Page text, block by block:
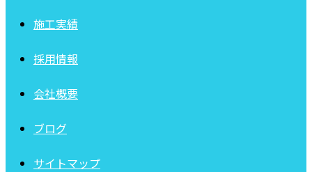
施工実績
採用情報
会社概要
ブログ
サイトマップ